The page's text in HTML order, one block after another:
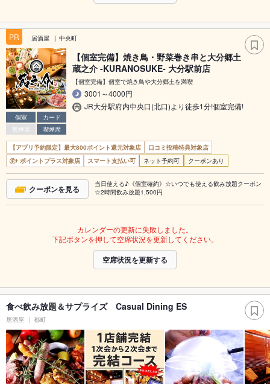
PR 居酒屋 中央町
個室
カード
禁煙席
喫煙席
【個室完備】焼き鳥・野菜巻き串と大分郷土
蔵之介 -KURANOSUKE- 大分駅前店
【個室完備】個室で焼き鳥や大分郷土を満喫
3001～4000円
JR大分駅府内中央口(北口)より徒歩1分!個室完備!
【アプリ予約限定】最大800ポイント還元対象店
口コミ投稿特典対象店
ポイントプラス対象店
スマート支払い可 ネット予約可 クーポンあり
クーポンを見る
当日使える♪《個室確約》☆いつでも使える飲み放題クーポン
☆2時間飲み放題1,500円
カレンダーの更新に失敗しました。
下記ボタンを押して空席状況を更新してください。
空席状況を更新する
食べ飲み放題＆サプライズ Casual Dining ES
居酒屋 都町